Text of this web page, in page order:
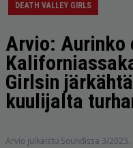
DEATH VALLEY GIRLS
Arvio: Aurinko
Girlsin
kuulijalta
Arvio julkaistu Soundissa 3/2023.